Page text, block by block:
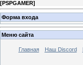
[PSPGAMER]
Форма входа
Меню сайта
Главная Наш Discord